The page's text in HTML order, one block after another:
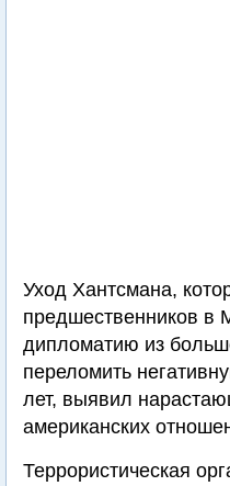
Уход Хантсмана,
предшественников в
дипломатию из
переломить
лет, выявил
американских
Террористическая